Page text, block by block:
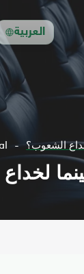
العربية
الشعوب؟